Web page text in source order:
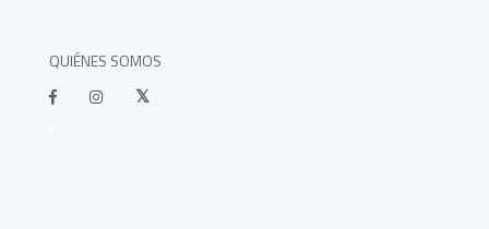
QUIÉNES SOMOS